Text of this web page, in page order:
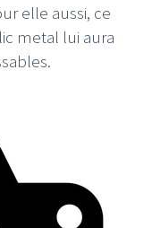
elle aussi, ce
metal lui aura